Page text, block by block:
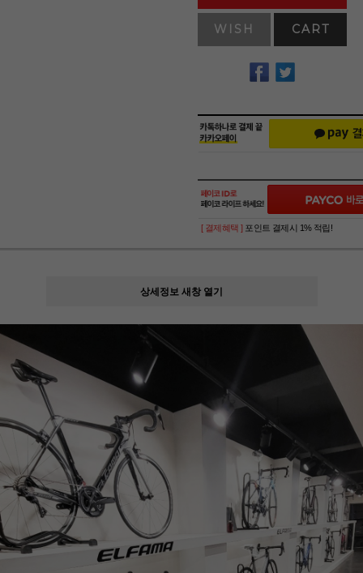
WISH CART
[ 결제혜택 ] 포인트 결제시 1% 적립!
상세정보 새창 열기